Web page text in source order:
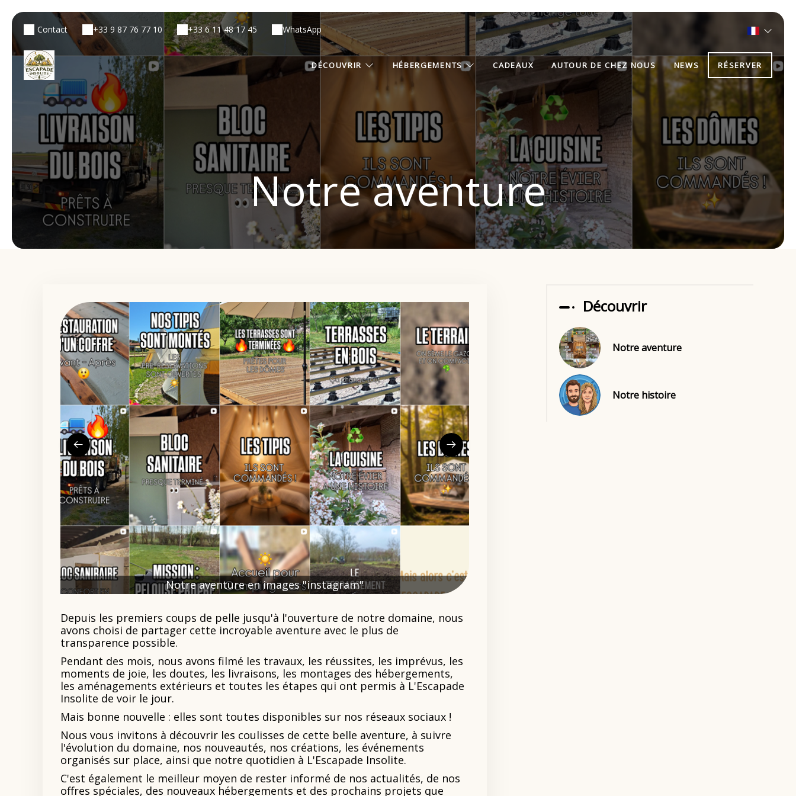
Contact +33 9 87 76 77 10 +33 6 11 48 17 45 WhatsApp
DÉCOUVRIR HÉBERGEMENTS CADEAUX AUTOUR DE CHEZ NOUS NEWS RÉSERVER
Notre aventure
Notre aventure en images "instagram"
Depuis les premiers coups de pelle jusqu'à l'ouverture de notre domaine, nous
avons choisi de partager cette incroyable aventure avec le plus de
transparence possible.
Pendant des mois, nous avons filmé les travaux, les réussites, les imprévus, les
moments de joie, les doutes, les livraisons, les montages des hébergements,
les aménagements extérieurs et toutes les étapes qui ont permis à L'Escapade
Insolite de voir le jour.
Mais bonne nouvelle : elles sont toutes disponibles sur nos réseaux sociaux !
Nous vous invitons à découvrir les coulisses de cette belle aventure, à suivre
l'évolution du domaine, nos nouveautés, nos créations, les événements
organisés sur place, ainsi que notre quotidien à L'Escapade Insolite.
C'est également le meilleur moyen de rester informé de nos actualités, de nos
offres spéciales, des nouveaux hébergements et des prochains projets que
Découvrir
Notre aventure
Notre histoire